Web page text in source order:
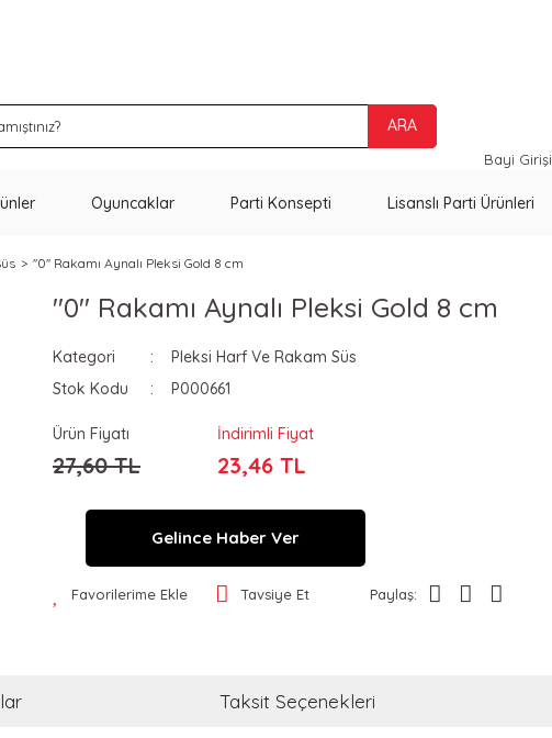
ARA
Bayi Girişi
Oyuncaklar Parti Konsepti Lisanslı Parti Ürünleri
''0'' Rakamı Aynalı Pleksi Gold 8 cm
''0'' Rakamı Aynalı Pleksi Gold 8 cm
Kategori
Pleksi Harf Ve Rakam Süs
Stok Kodu
P000661
Ürün Fiyatı
27,60 TL
İndirimli Fiyat
23,46 TL
Gelince Haber Ver
Favorilerime Ekle Tavsiye Et Paylaş:
Taksit Seçenekleri